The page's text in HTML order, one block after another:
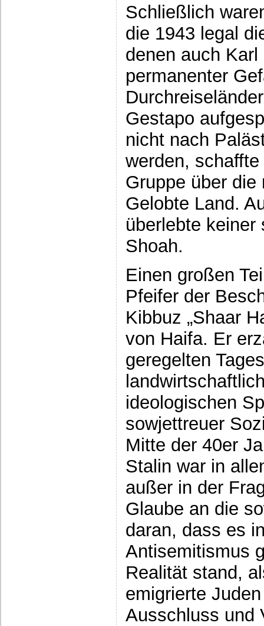
Schließlich
die 1943 legal
denen auch
permanenter
Gestapo
nicht nach
werden,
Gruppe über
Gelobte Land.
überlebte keiner
Shoah.
Einen großen
Pfeifer der
Kibbuz „Shaar
von Haifa. Er
geregelten
ideologischen
sowjettreuer
Mitte der 40er
Stalin war in
außer in der
Glaube an die
daran, dass es
Antisemitismus
Realität stand,
emigrierte
Ausschluss und